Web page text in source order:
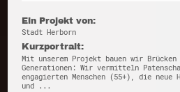
Ein Projekt von:
Stadt Herborn
Kurzportrait:
Mit unserem Projekt bauen wir Brücken
Generationen: Wir vermitteln
engagierten Menschen (55+), die neue
und ...